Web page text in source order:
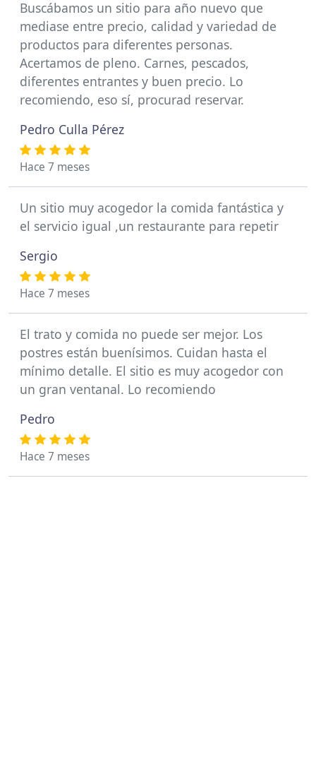
Buscábamos un sitio para año nuevo que
mediase entre precio, calidad y variedad de
productos para diferentes personas.
Acertamos de pleno. Carnes, pescados,
diferentes entrantes y buen precio. Lo
recomiendo, eso sí, procurad reservar.
Pedro Culla Pérez
Hace 7 meses
Un sitio muy acogedor la comida fantástica y
el servicio igual ,un restaurante para repetir
Sergio
Hace 7 meses
El trato y comida no puede ser mejor. Los
postres están buenísimos. Cuidan hasta el
mínimo detalle. El sitio es muy acogedor con
un gran ventanal. Lo recomiendo
Pedro
Hace 7 meses